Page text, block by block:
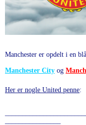
Manchester er opdelt i en
Manchester City og
Her er nogle United penne: